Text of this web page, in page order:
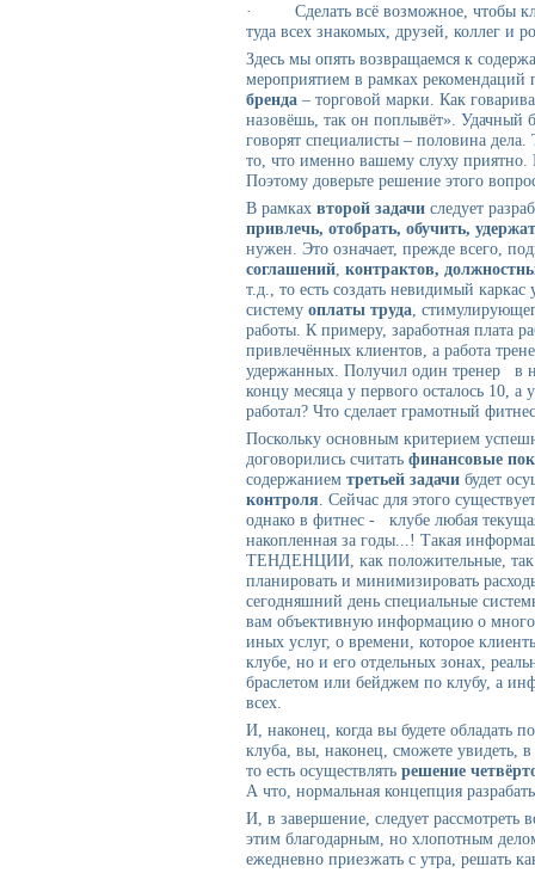
· Сделать всё возможное, чтобы
туда всех знакомых, друзей, коллег и
Здесь мы опять возвращаемся к
мероприятием в рамках
бренда – торговой марки. Как
назовёшь, так он поплывёт». Удачный
говорят специалисты – половина дела.
то, что именно вашему слуху приятно.
Поэтому доверьте решение этого
В рамках второй задачи следует
привлечь, отобрать, обучить,
нужен. Это означает, прежде всего,
соглашений контрактов,
т.д., то есть создать невидимый
систему оплаты труда ,
работы. К примеру, заработная плата
привлечённых клиентов, а работа
удержанных. Получил один тренер в
концу месяца у первого осталось 10,
работал? Что сделает грамотный
Поскольку основным критерием
договорились считать финансовые
содержанием третьей задачи будет
контроля . Сейчас для этого
однако в фитнес - клубе любая
накопленная за годы...! Такая
ТЕНДЕНЦИИ, как положительные, так
планировать и минимизировать
сегодняшний день специальные
вам объективную информацию о
иных услуг, о времени, которое
клубе, но и его отдельных зонах,
браслетом или бейджем по клубу, а
всех.
И, наконец, когда вы будете обладать
клуба, вы, наконец, сможете увидеть,
то есть осуществлять решение
А что, нормальная концепция
И, в завершение, следует рассмотреть
этим благодарным, но хлопотным
ежедневно приезжать с утра, решать